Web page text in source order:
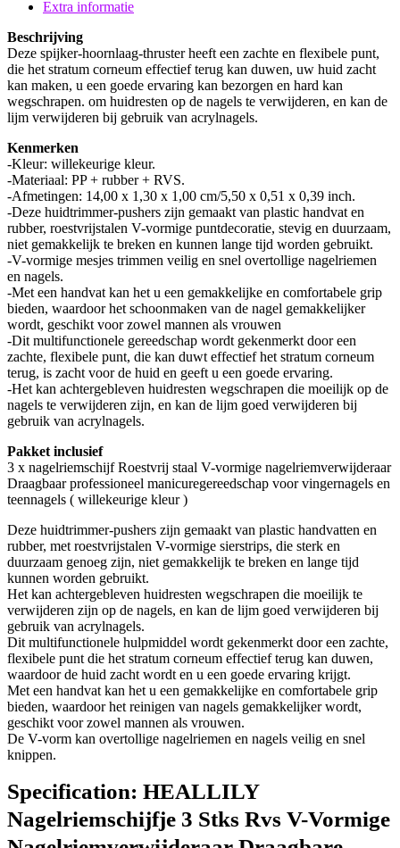
Extra informatie
Beschrijving
Deze spijker-hoornlaag-thruster heeft een zachte en flexibele punt,
die het stratum corneum effectief terug kan duwen, uw huid zacht
kan maken, u een goede ervaring kan bezorgen en hard kan
wegschrapen. om huidresten op de nagels te verwijderen, en kan de
lijm verwijderen bij gebruik van acrylnagels.
Kenmerken
-Kleur: willekeurige kleur.
-Materiaal: PP + rubber + RVS.
-Afmetingen: 14,00 x 1,30 x 1,00 cm/5,50 x 0,51 x 0,39 inch.
-Deze huidtrimmer-pushers zijn gemaakt van plastic handvat en
rubber, roestvrijstalen V-vormige puntdecoratie, stevig en duurzaam,
niet gemakkelijk te breken en kunnen lange tijd worden gebruikt.
-V-vormige mesjes trimmen veilig en snel overtollige nagelriemen
en nagels.
-Met een handvat kan het u een gemakkelijke en comfortabele grip
bieden, waardoor het schoonmaken van de nagel gemakkelijker
wordt, geschikt voor zowel mannen als vrouwen
-Dit multifunctionele gereedschap wordt gekenmerkt door een
zachte, flexibele punt, die kan duwt effectief het stratum corneum
terug, is zacht voor de huid en geeft u een goede ervaring.
-Het kan achtergebleven huidresten wegschrapen die moeilijk op de
nagels te verwijderen zijn, en kan de lijm goed verwijderen bij
gebruik van acrylnagels.
Pakket inclusief
3 x nagelriemschijf Roestvrij staal V-vormige nagelriemverwijderaar
Draagbaar professioneel manicuregereedschap voor vingernagels en
teennagels ( willekeurige kleur )
Deze huidtrimmer-pushers zijn gemaakt van plastic handvatten en
rubber, met roestvrijstalen V-vormige sierstrips, die sterk en
duurzaam genoeg zijn, niet gemakkelijk te breken en lange tijd
kunnen worden gebruikt.
Het kan achtergebleven huidresten wegschrapen die moeilijk te
verwijderen zijn op de nagels, en kan de lijm goed verwijderen bij
gebruik van acrylnagels.
Dit multifunctionele hulpmiddel wordt gekenmerkt door een zachte,
flexibele punt die het stratum corneum effectief terug kan duwen,
waardoor de huid zacht wordt en u een goede ervaring krijgt.
Met een handvat kan het u een gemakkelijke en comfortabele grip
bieden, waardoor het reinigen van nagels gemakkelijker wordt,
geschikt voor zowel mannen als vrouwen.
De V-vorm kan overtollige nagelriemen en nagels veilig en snel
knippen.
Specification: HEALLILY
Nagelriemschijfje 3 Stks Rvs V-Vormige